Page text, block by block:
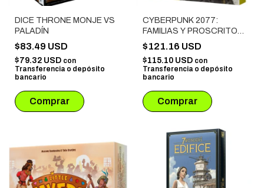
DICE THRONE MONJE VS
PALADÍN
$83.49 USD
$79.32 USD con
Transferencia o depósito
bancario
CYBERPUNK 2077:
FAMILIAS Y PROSCRITOS
(EXPANSION)
$121.16 USD
$115.10 USD con
Transferencia o depósito
bancario